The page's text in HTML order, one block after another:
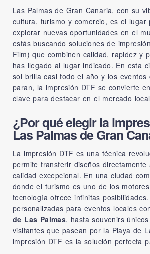
Las Palmas de Gran Canaria, con su
cultura, turismo y comercio, es el lugar
explorar nuevas oportunidades en el
estás buscando soluciones de
Film) que combinen calidad, rapidez y
has llegado al lugar indicado. En esta
sol brilla casi todo el año y los eventos
paran, la impresión DTF se convierte
clave para destacar en el mercado
¿Por qué elegir la
Las Palmas de Gran
La impresión DTF es una técnica
permite transferir diseños
calidad excepcional. En una ciudad
donde el turismo es uno de los
tecnología ofrece infinitas
personalizadas para eventos locales
de Las Palmas, hasta souvenirs
visitantes que pasean por la Playa de
impresión DTF es la solución perfecta